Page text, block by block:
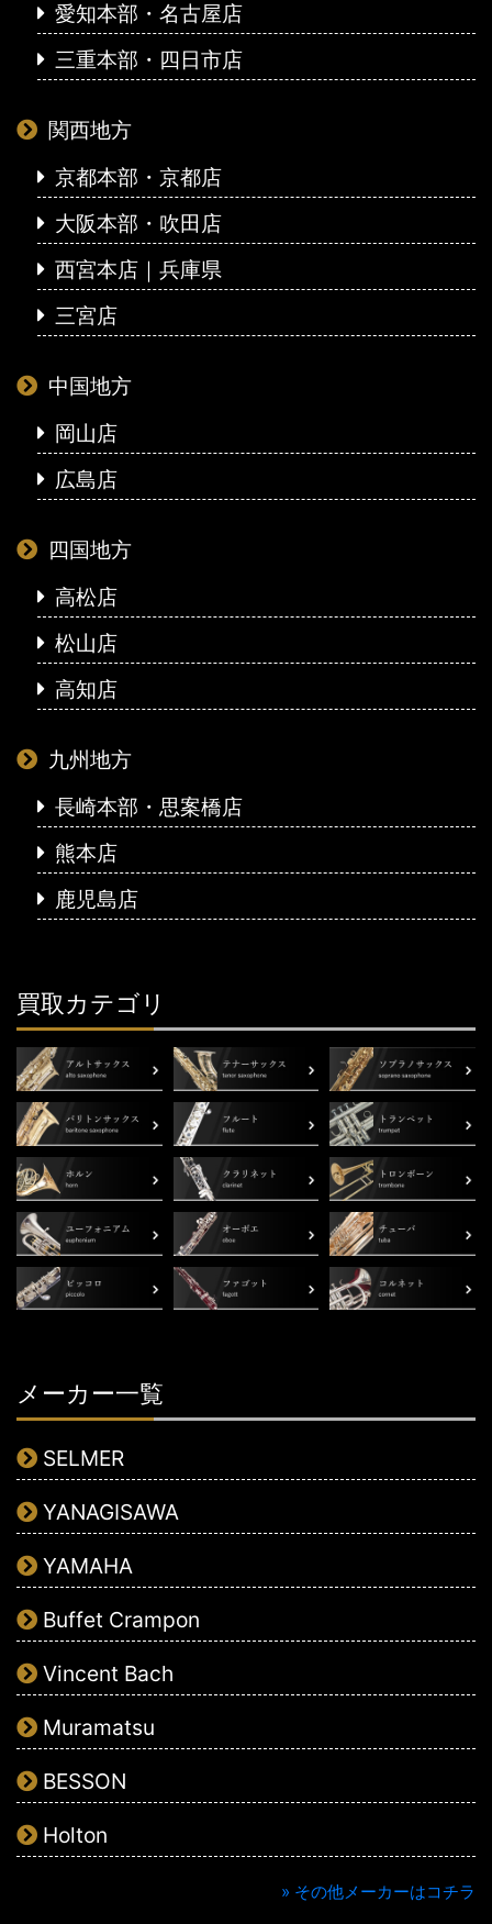
愛知本部・名古屋店
三重本部・四日市店
関西地方
京都本部・京都店
大阪本部・吹田店
西宮本店｜兵庫県
三宮店
中国地方
岡山店
広島店
四国地方
高松店
松山店
高知店
九州地方
長崎本部・思案橋店
熊本店
鹿児島店
買取カテゴリ
メーカー一覧
SELMER
YANAGISAWA
YAMAHA
Buffet Crampon
Vincent Bach
Muramatsu
BESSON
Holton
» その他メーカーはコチラ